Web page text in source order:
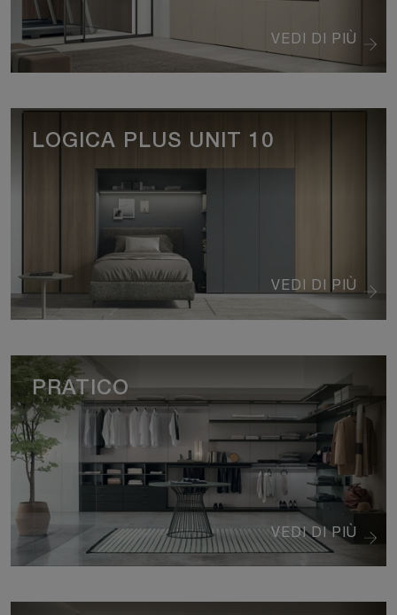
VEDI DI PIÙ
VEDI DI PIÙ
LOGICA PLUS UNIT 10
VEDI DI PIÙ
PRATICO